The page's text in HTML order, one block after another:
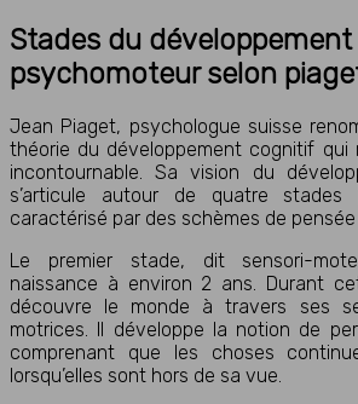
Stades du développement
psychomoteur selon
Jean Piaget, psychologue suisse
théorie du développement cognitif qui
incontournable. Sa vision du
s’articule autour de quatre stades
caractérisé par des schèmes de pensée
Le premier stade, dit sensori-
naissance à environ 2 ans. Durant
découvre le monde à travers ses
motrices. Il développe la notion de
comprenant que les choses
lorsqu’elles sont hors de sa vue.